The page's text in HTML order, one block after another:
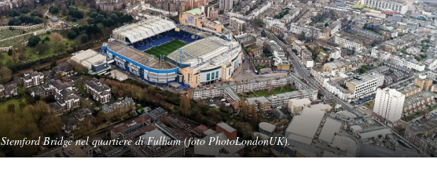
Stemford Bridge nel quartiere di Fulham (foto PhotoLondonUK).